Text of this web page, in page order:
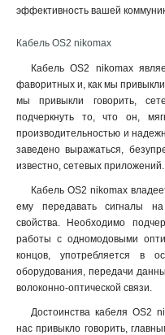
эффективность вашей
Кабель OS2 nikomax
Кабель OS2 nikomax
фаворитных и, как мы
мы привыкли говорить,
подчеркнуть то, что он,
производительностью и
заведено выражаться,
известно, сетевых приложений.
Кабель OS2 nikomax
ему передавать сигналы
свойства. Необходимо
работы с одномодовыми
концов, употребляется в
оборудования, передачи
волоконно-оптической связи.
Достоинства кабеля OS2
нас привыкло говорить,